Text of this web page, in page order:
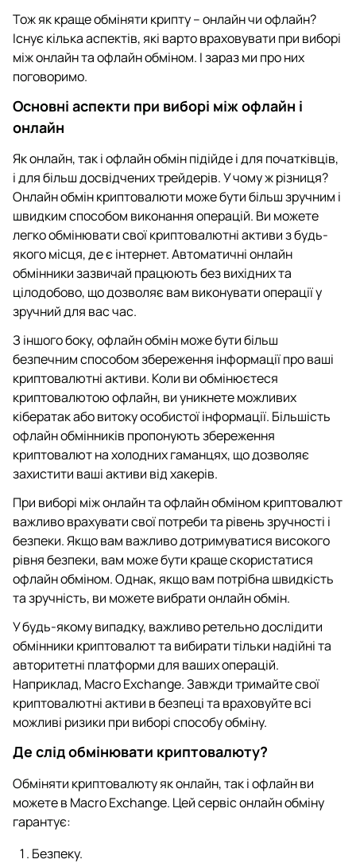
Тож як краще обміняти крипту – онлайн чи офлайн?
Існує кілька аспектів, які варто враховувати при виборі
між онлайн та офлайн обміном. І зараз ми про них
поговоримо.
Основні аспекти при виборі між офлайн і
онлайн
Як онлайн, так і офлайн обмін підійде і для початківців,
і для більш досвідчених трейдерів. У чому ж різниця?
Онлайн обмін криптовалюти може бути більш зручним і
швидким способом виконання операцій. Ви можете
легко обмінювати свої криптовалютні активи з будь-
якого місця, де є інтернет. Автоматичні онлайн
обмінники зазвичай працюють без вихідних та
цілодобово, що дозволяє вам виконувати операції у
зручний для вас час.
З іншого боку, офлайн обмін може бути більш
безпечним способом збереження інформації про ваші
криптовалютні активи. Коли ви обмінюєтеся
криптовалютою офлайн, ви уникнете можливих
кібератак або витоку особистої інформації. Більшість
офлайн обмінників пропонують збереження
криптовалют на холодних гаманцях, що дозволяє
захистити ваші активи від хакерів.
При виборі між онлайн та офлайн обміном криптовалют
важливо врахувати свої потреби та рівень зручності і
безпеки. Якщо вам важливо дотримуватися високого
рівня безпеки, вам може бути краще скористатися
офлайн обміном. Однак, якщо вам потрібна швидкість
та зручність, ви можете вибрати онлайн обмін.
У будь-якому випадку, важливо ретельно дослідити
обмінники криптовалют та вибирати тільки надійні та
авторитетні платформи для ваших операцій.
Наприклад, Macro Exchange. Завжди тримайте свої
криптовалютні активи в безпеці та враховуйте всі
можливі ризики при виборі способу обміну.
Де слід обмінювати криптовалюту?
Обміняти криптовалюту як онлайн, так і офлайн ви
можете в Macro Exchange. Цей сервіс онлайн обміну
гарантує:
Безпеку.